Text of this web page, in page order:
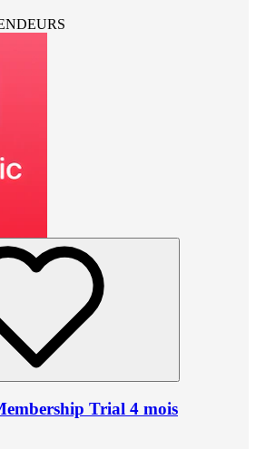
Trial 4 mois